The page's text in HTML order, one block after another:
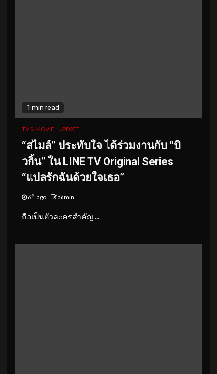
1 min read
TV & MOVIE UPDATE
“สไมล์” ประทับใจ ได้ร่วมงานกับ “บิ
วกิ้น” ใน LINE TV Original Series
“แปลรักฉันด้วยใจเธอ”
6 ปี ago admin
ถือเป็นตัวละครสำคัญ ...